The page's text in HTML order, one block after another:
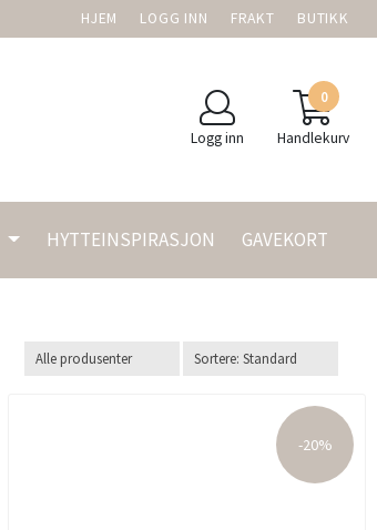
HJEM LOGG INN FRAKT BUTIKK
Logg inn
0
Handlekurv
HYTTEINSPIRASJON GAVEKORT
-20%